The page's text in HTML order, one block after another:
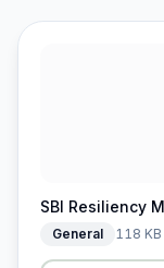
SBI Resiliency
General 118 KB